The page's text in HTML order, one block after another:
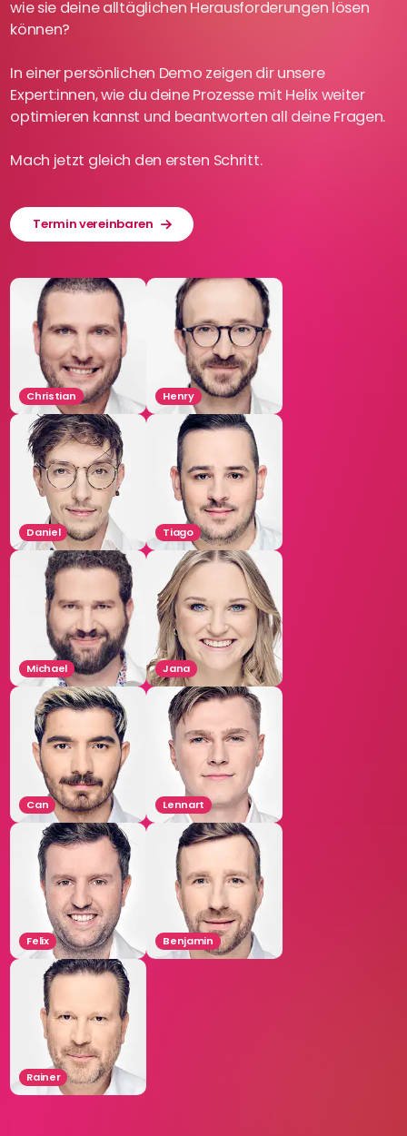
wie sie deine alltäglichen Herausforderungen lösen
können?
In einer persönlichen Demo zeigen dir unsere
Expert:innen, wie du deine Prozesse mit Helix weiter
optimieren kannst und beantworten all deine Fragen.
Mach jetzt gleich den ersten Schritt.
Termin vereinbaren
Christian Henry
Daniel Tiago
Michael Jana
Can Lennart
Felix Benjamin
Rainer